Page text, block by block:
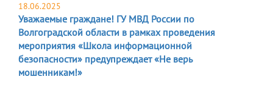
18.06.2025
Уважаемые граждане! ГУ МВД России по
Волгоградской области в рамках проведения
мероприятия «Школа информационной
безопасности» предупреждает «Не верь
мошенникам!»